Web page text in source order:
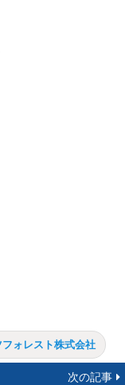
ォレスト株式会社
次の記事